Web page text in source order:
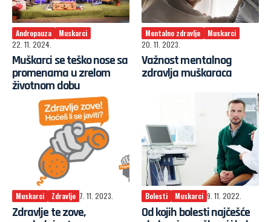
Andropauza
Muskarci
22. 11. 2024.
Muškarci se teško nose sa
promenama u zrelom
životnom dobu
Mentalno zdravlje
Muskarci
20. 11. 2023.
Važnost mentalnog
zdravlja muškaraca
Muskarci Zdravlje 7. 11. 2023.
Zdravlje te zove,
Bolesti Muskarci 9. 11. 2022.
Od kojih bolesti najčešće